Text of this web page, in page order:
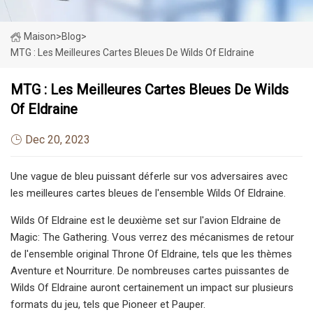
Maison>Blog>
MTG : Les Meilleures Cartes Bleues De Wilds Of Eldraine
MTG : Les Meilleures Cartes Bleues De Wilds
Of Eldraine
Dec 20, 2023
Une vague de bleu puissant déferle sur vos adversaires avec
les meilleures cartes bleues de l'ensemble Wilds Of Eldraine.
Wilds Of Eldraine est le deuxième set sur l'avion Eldraine de
Magic: The Gathering. Vous verrez des mécanismes de retour
de l'ensemble original Throne Of Eldraine, tels que les thèmes
Aventure et Nourriture. De nombreuses cartes puissantes de
Wilds Of Eldraine auront certainement un impact sur plusieurs
formats du jeu, tels que Pioneer et Pauper.